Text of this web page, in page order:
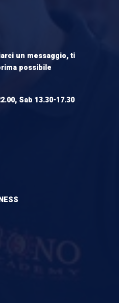
un messaggio, ti
possibile
Sab 13.30-17.30